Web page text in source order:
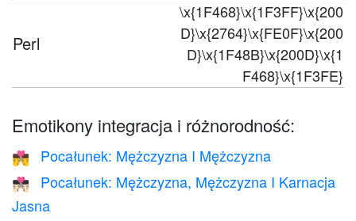
Perl
\x{1F468}\x{1F3FF}\x{200
D}\x{2764}\x{FE0F}\x{200
D}\x{1F48B}\x{200D}\x{1
F468}\x{1F3FE}
Emotikony integracja i różnorodność:
👨‍❤️‍💋‍👨 Pocałunek: Mężczyzna I Mężczyzna
👨🏻‍❤️‍💋‍👨🏻
Pocałunek: Mężczyzna, Mężczyzna I Karnacja
Jasna